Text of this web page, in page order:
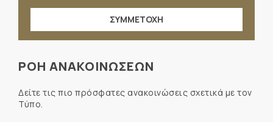
ΣΥΜΜΕΤΟΧΗ
ΡΟΗ ΑΝΑΚΟΙΝΩΣΕΩΝ
Δείτε τις πιο πρόσφατες ανακοινώσεις σχετικά με τον
Τύπο.